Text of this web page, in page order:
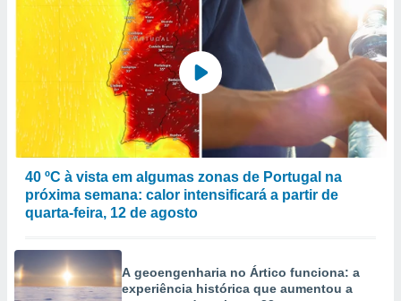
criar
medir
da
o
ou
de dados
fontes,
40 ºC à vista em algumas zonas de Portugal na
próxima semana: calor intensificará a partir de
quarta-feira, 12 de agosto
A geoengenharia no Ártico funciona: a
experiência histórica que aumentou a